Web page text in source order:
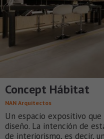
Concept Hábitat
NAN Arquitectos
Un espacio expositivo
diseño. La intención de
de interiorismo, es decir,